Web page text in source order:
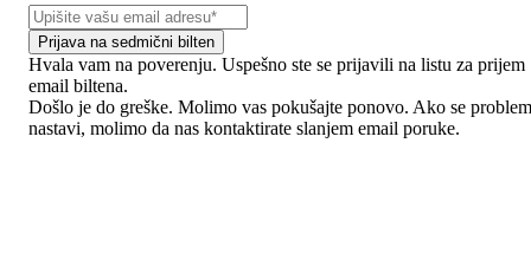
Prijava na sedmični bilten
Hvala vam na poverenju. Uspešno ste se prijavili na listu za prijem
email biltena.
Došlo je do greške. Molimo vas pokušajte ponovo. Ako se
nastavi, molimo da nas kontaktirate slanjem email poruke.